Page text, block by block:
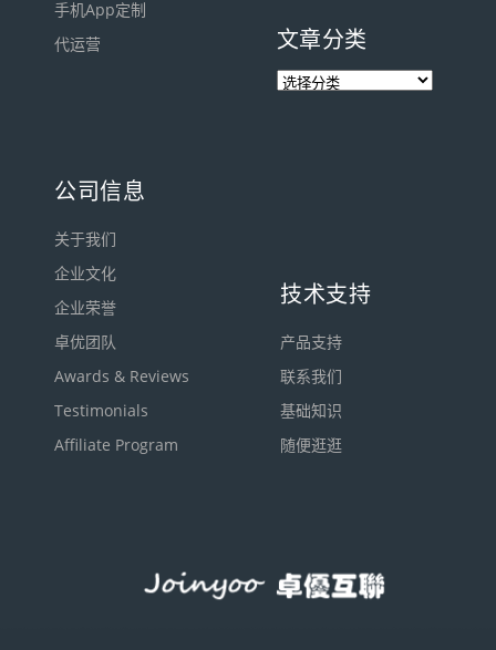
手机App定制
代运营
文章分类
公司信息
关于我们
企业文化
企业荣誉
卓优团队
Awards & Reviews
Testimonials
Affiliate Program
技术支持
产品支持
联系我们
基础知识
随便逛逛